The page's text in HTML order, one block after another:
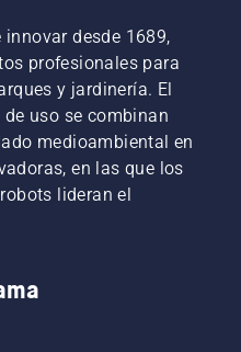
desde 1689,
profesionales para
y jardinería. El
uso se combinan
medioambiental en
en las que los
lideran el